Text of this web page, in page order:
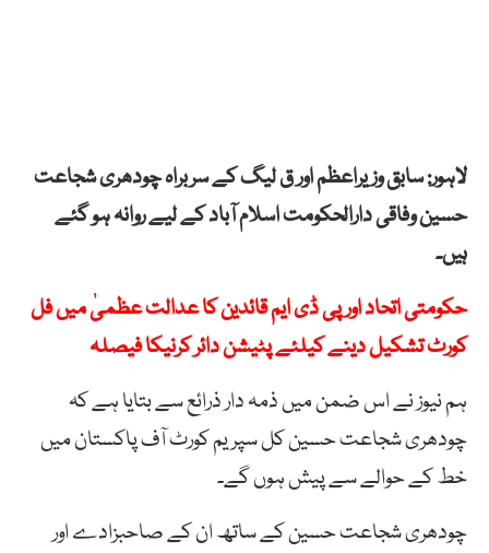
لاہور: سابق وزیراعظم اور ق لیگ کے سربراہ چودھری شجاعت
حسین وفاقی دارالحکومت اسلام آباد کے لیے روانہ ہو گئے
ہیں۔
حکومتی اتحاد اور پی ڈی ایم قائدین کا عدالت عظمیٰ میں فل
کورٹ تشکیل دینے کیلئے پٹیشن دائر کرنیکا فیصلہ
ہم نیوز نے اس ضمن میں ذمہ دار ذرائع سے بتایا ہے کہ
چودھری شجاعت حسین کل سپریم کورٹ آف پاکستان میں
خط کے حوالے سے پیش ہوں گے۔
چودھری شجاعت حسین کے ساتھ ان کے صاحبزادے اور